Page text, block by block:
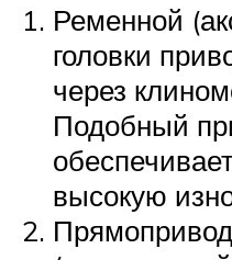
Ременной
головки
через
Подобный
высокую